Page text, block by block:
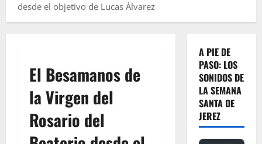
desde el objetivo de Lucas Álvarez
El Besamanos de
la Virgen del
Rosario del
A PIE DE
PASO: LOS
SONIDOS DE
LA SEMANA
SANTA DE
JEREZ